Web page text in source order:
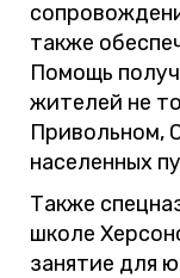
также
Помощь
жителей не
Привольном,
населенных
Также
школе
занятие для